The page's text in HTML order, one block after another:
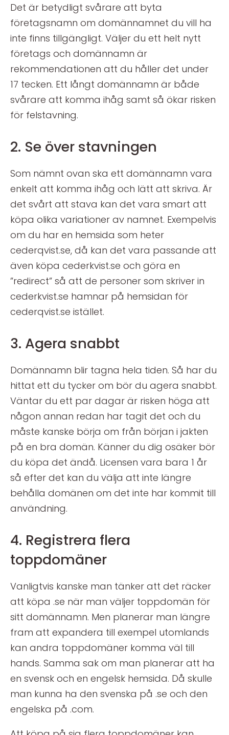
Det är betydligt svårare att byta
företagsnamn om domännamnet du vill ha
inte finns tillgängligt. Väljer du ett helt nytt
företags och domännamn är
rekommendationen att du håller det under
17 tecken. Ett långt domännamn är både
svårare att komma ihåg samt så ökar risken
för felstavning.
2. Se över stavningen
Som nämnt ovan ska ett domännamn vara
enkelt att komma ihåg och lätt att skriva. Är
det svårt att stava kan det vara smart att
köpa olika variationer av namnet. Exempelvis
om du har en hemsida som heter
cederqvist.se, då kan det vara passande att
även köpa cederkvist.se och göra en
”redirect” så att de personer som skriver in
cederkvist.se hamnar på hemsidan för
cederqvist.se istället.
3. Agera snabbt
Domännamn blir tagna hela tiden. Så har du
hittat ett du tycker om bör du agera snabbt.
Väntar du ett par dagar är risken höga att
någon annan redan har tagit det och du
måste kanske börja om från början i jakten
på en bra domän. Känner du dig osäker bör
du köpa det ändå. Licensen vara bara 1 år
så efter det kan du välja att inte längre
behålla domänen om det inte har kommit till
användning.
4. Registrera flera
toppdomäner
Vanligtvis kanske man tänker att det räcker
att köpa .se när man väljer toppdomän för
sitt domännamn. Men planerar man längre
fram att expandera till exempel utomlands
kan andra toppdomäner komma väl till
hands. Samma sak om man planerar att ha
en svensk och en engelsk hemsida. Då skulle
man kunna ha den svenska på .se och den
engelska på .com.